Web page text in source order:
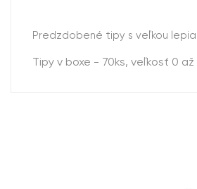
Predzdobené tipy s veľkou
Tipy v boxe - 70ks, veľkosť 0 až